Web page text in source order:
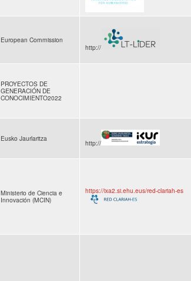
European Commission
http://
PROYECTOS DE
GENERACIÓN DE
CONOCIMIENTO2022
Eusko Jaurlaritza
http://
Ministerio de Ciencia e
Innovación (MCIN)
https://ixa2.si.ehu.eus/red-clariah-es